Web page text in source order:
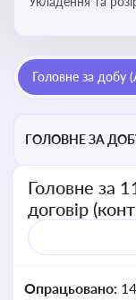
Головне за добу
ГОЛОВНЕ ЗА
Головне за
договір
Опрацьовано: